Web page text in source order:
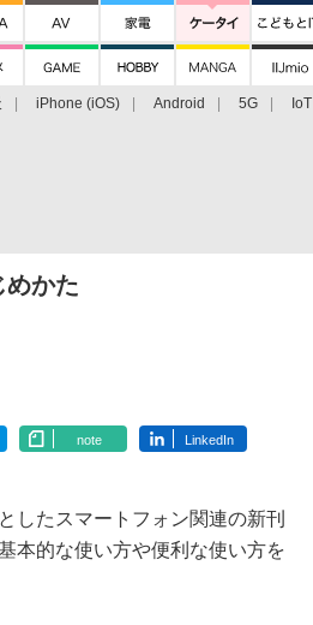
iPhone (iOS) Android 5G IoT
かた
note LinkedIn
したスマートフォン関連の新刊
本的な使い方や便利な使い方を